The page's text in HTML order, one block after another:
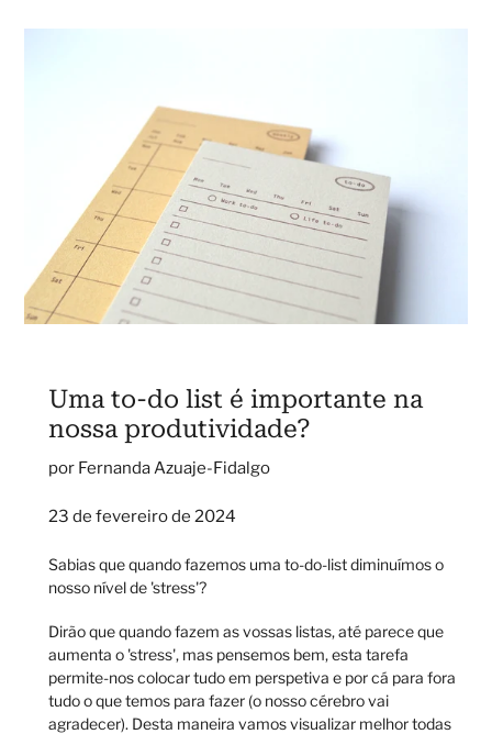
Uma to-do list é importante na
nossa produtividade?
por Fernanda Azuaje-Fidalgo
23 de fevereiro de 2024
Sabias que quando fazemos uma to-do-list diminuímos o
nosso nível de 'stress'?
Dirão que quando fazem as vossas listas, até parece que
aumenta o 'stress', mas pensemos bem, esta tarefa
permite-nos colocar tudo em perspetiva e por cá para fora
tudo o que temos para fazer (o nosso cérebro vai
agradecer). Desta maneira vamos visualizar melhor todas